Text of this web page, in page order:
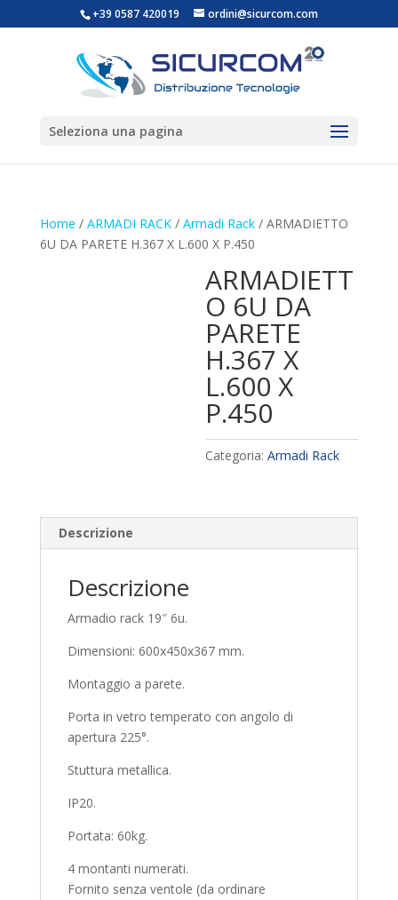
+39 0587 420019 ordini@sicurcom.com
Seleziona una pagina
Home / ARMADI RACK/ Armadi Rack/ ARMADIETTO
6U DA PARETE H.367 X L.600 X P.450
ARMADIETT
O 6U DA
PARETE
H.367 X
L.600 X
P.450
Categoria:Armadi Rack
Descrizione
Descrizione
Armadio rack 19″ 6u.
Dimensioni: 600x450x367 mm.
Montaggio a parete.
Porta in vetro temperato con angolo di
apertura 225°.
Stuttura metallica.
IP20.
Portata: 60kg.
4 montanti numerati.
Fornito senza ventole (da ordinare